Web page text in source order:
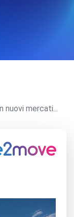
nuovi mercati...